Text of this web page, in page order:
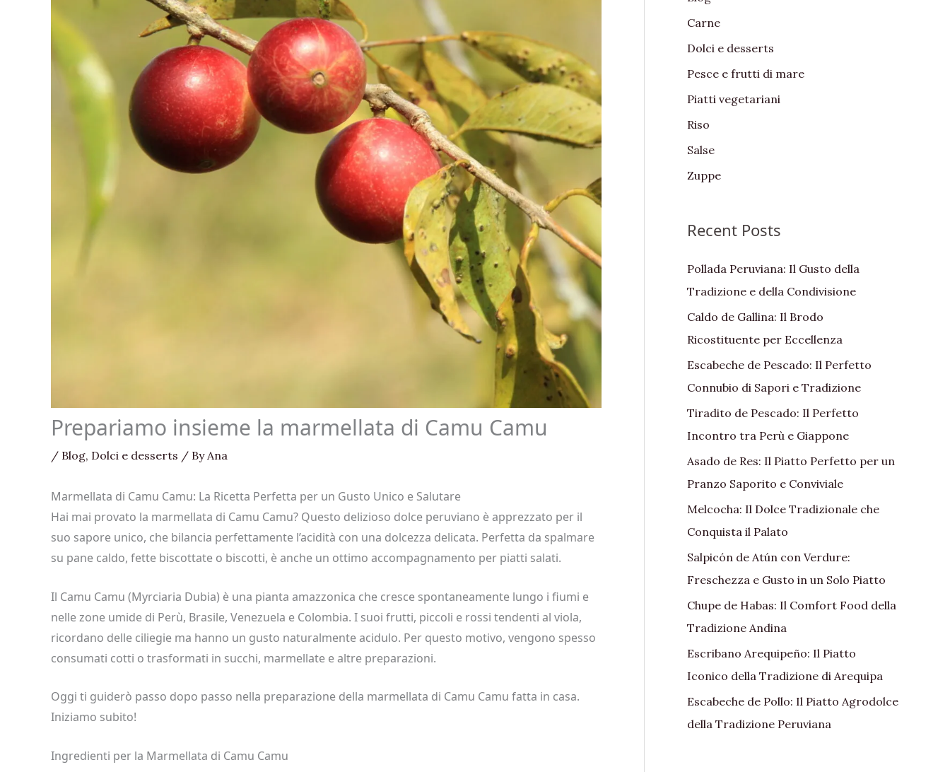
Prepariamo insieme la marmellata di Camu Camu
/ Blog, Dolci e desserts / ByAna
Marmellata di Camu Camu: La Ricetta Perfetta per un Gusto Unico e Salutare
Hai mai provato la marmellata di Camu Camu? Questo delizioso dolce peruviano è apprezzato per il
suo sapore unico, che bilancia perfettamente l’acidità con una dolcezza delicata. Perfetta da spalmare
su pane caldo, fette biscottate o biscotti, è anche un ottimo accompagnamento per piatti salati.
Il Camu Camu (Myrciaria Dubia) è una pianta amazzonica che cresce spontaneamente lungo i fiumi e
nelle zone umide di Perù, Brasile, Venezuela e Colombia. I suoi frutti, piccoli e rossi tendenti al viola,
ricordano delle ciliegie ma hanno un gusto naturalmente acidulo. Per questo motivo, vengono spesso
consumati cotti o trasformati in succhi, marmellate e altre preparazioni.
Oggi ti guiderò passo dopo passo nella preparazione della marmellata di Camu Camu fatta in casa.
Iniziamo subito!
Ingredienti per la Marmellata di Camu Camu
f
o
r
:
Carne
Dolci e desserts
Pesce e frutti di mare
Piatti vegetariani
Riso
Salse
Zuppe
Recent Posts
Pollada Peruviana: Il Gusto della
Tradizione e della Condivisione
Caldo de Gallina: Il Brodo
Ricostituente per Eccellenza
Escabeche de Pescado: Il Perfetto
Connubio di Sapori e Tradizione
Tiradito de Pescado: Il Perfetto
Incontro tra Perù e Giappone
Asado de Res: Il Piatto Perfetto per un
Pranzo Saporito e Conviviale
Melcocha: Il Dolce Tradizionale che
Conquista il Palato
Salpicón de Atún con Verdure:
Freschezza e Gusto in un Solo Piatto
Chupe de Habas: Il Comfort Food della
Tradizione Andina
Escribano Arequipeño: Il Piatto
Iconico della Tradizione di Arequipa
Escabeche de Pollo: Il Piatto Agrodolce
della Tradizione Peruviana